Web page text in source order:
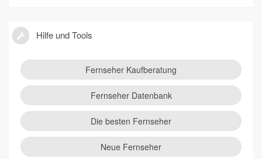
Hilfe und Tools
Fernseher Kaufberatung
Fernseher Datenbank
Die besten Fernseher
Neue Fernseher